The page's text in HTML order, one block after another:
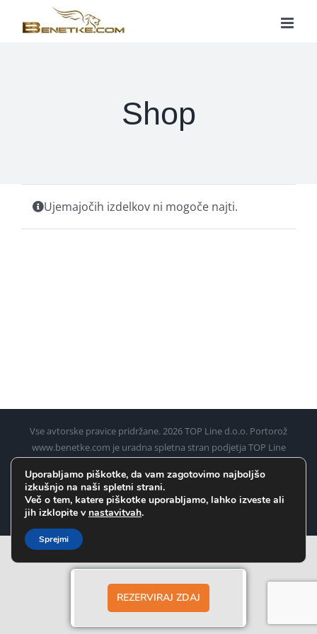
Shop
Ujemajočih izdelkov ni mogoče najti.
Vse avtorske pravice pridržane.2026 TOP Line d.o.o. Portorož
www.benetke.com je uradna spletna stran podjetja TOP Line
Poreča, Rovinja in Pulja (Pule) do Benetk
FacebookInstagramWhatsApp
REZERVIRAJ ZDAJ
Uporabljamo piškotke, da vam zagotovimo najboljšo
izkušnjo na naši spletni strani.
Več o tem, katere piškotke uporabljamo, lahko izveste ali
jih izklopite v nastavitvah.
Sprejmi